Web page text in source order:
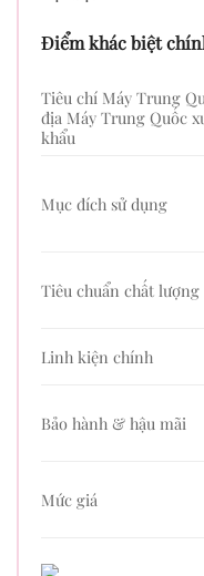
Điểm khác biệt
Tiêu chí Máy Trung
địa Máy Trung Quốc
khẩu
Mục đích sử dụng
Tiêu chuẩn chất lượng
Linh kiện chính
Bảo hành & hậu mãi
Mức giá